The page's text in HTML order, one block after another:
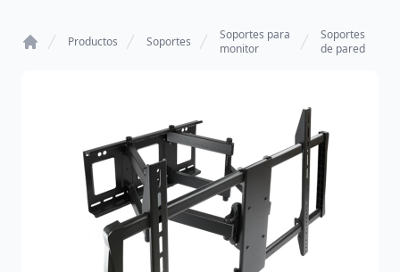
Productos Soportes
Soportes para
monitor
Soportes
de pared